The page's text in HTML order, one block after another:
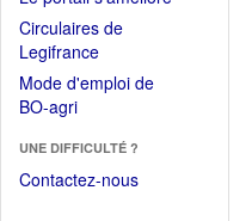
Circulaires de
Legifrance(Ouvrir
dans
une
fenêtre)
Mode d'emploi de
BO-agri(Ouvrir
une
nouvelle
UNE DIFFICULTÉ ?
Contactez-nous